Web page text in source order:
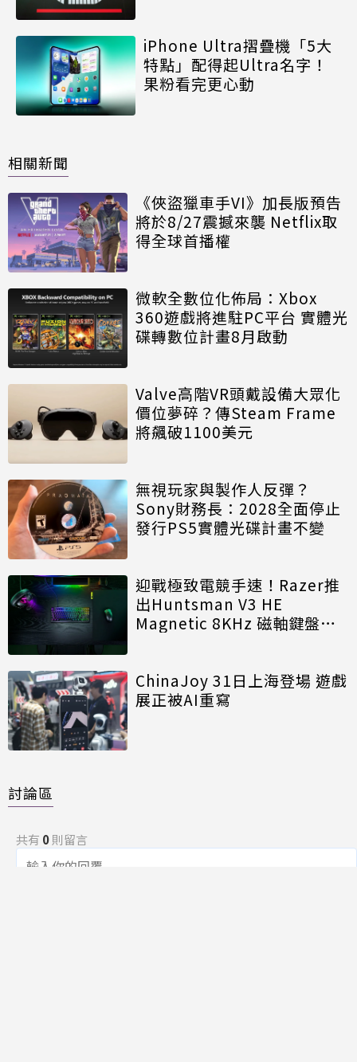
iPhone Ultra摺疊機「5大
特點」配得起Ultra名字！
果粉看完更心動
相關新聞
《俠盜獵車手VI》加長版預告
將於8/27震撼來襲 Netflix取
得全球首播權
微軟全數位化佈局：Xbox
360遊戲將進駐PC平台 實體光
碟轉數位計畫8月啟動
Valve高階VR頭戴設備大眾化
價位夢碎？傳Steam Frame
將飆破1100美元
無視玩家與製作人反彈？
Sony財務長：2028全面停止
發行PS5實體光碟計畫不變
迎戰極致電競手速！Razer推
出Huntsman V3 HE
Magnetic 8KHz 磁軸鍵盤效
ChinaJoy 31日上海登場 遊戲
展正被AI重寫
討論區
共有 0則留言